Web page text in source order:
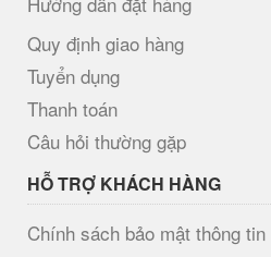
Quy định giao hàng
Tuyển dụng
Thanh toán
Câu hỏi thường gặp
HỖ TRỢ KHÁCH HÀNG
Chính sách bảo mật thông tin